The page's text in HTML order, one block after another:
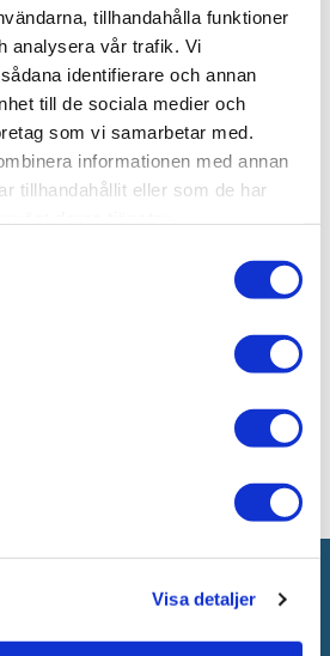
tillhandahålla funktioner
analysera vår trafik. Vi
identifierare och annan
till de sociala medier och
som vi samarbetar med.
informationen med annan
tillhandahållit eller som de har
Visa detaljer
& klinker /Mosaik
Mosaik
produkter
Mosaic Sweden A0415
Glasmosaik Blå melerad
JUST NU!